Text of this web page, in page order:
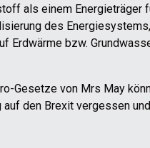
als einem Energieträger
des
Erdwärme bzw.
Gesetze von Mrs May
den Brexit vergessen